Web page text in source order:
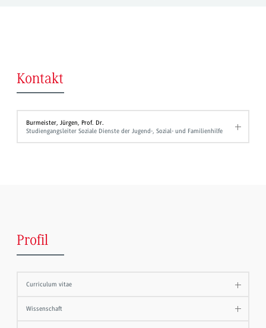
Kontakt
Burmeister, Jürgen, Prof. Dr.
Studiengangsleiter Soziale Dienste der Jugend-, Sozial- und Familienhilfe
Profil
Curriculum vitae
Wissenschaft